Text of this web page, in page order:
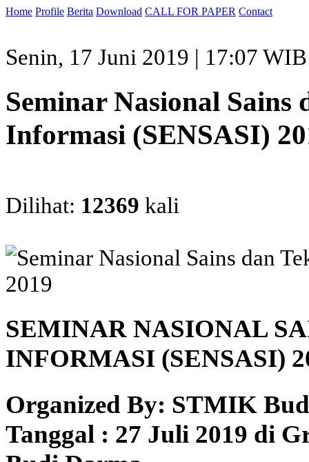
Home Profile Berita Download CALL FOR PAPER Contact
Senin, 17 Juni 2019 | 17:07 WIB
Seminar Nasional Sains
Informasi (SENSASI)
Dilihat: 12369 kali
SEMINAR NASIONAL
INFORMASI (SENSASI)
Organized By: STMIK
Tanggal : 27 Juli 2019 di